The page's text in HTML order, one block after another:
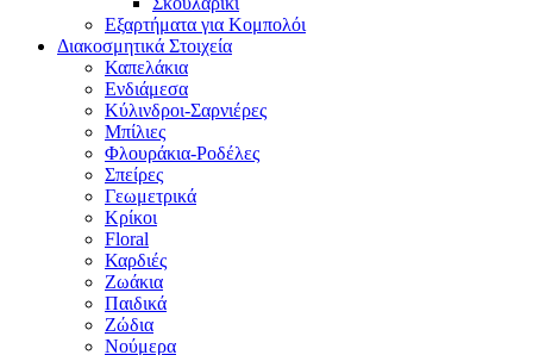
Εξαρτήματα για Κομπολόι
Διακοσμητικά Στοιχεία
Καπελάκια
Ενδιάμεσα
Κύλινδροι-Σαρνιέρες
Μπίλιες
Φλουράκια-Ροδέλες
Σπείρες
Γεωμετρικά
Κρίκοι
Floral
Καρδιές
Ζωάκια
Παιδικά
Ζώδια
Νούμερα